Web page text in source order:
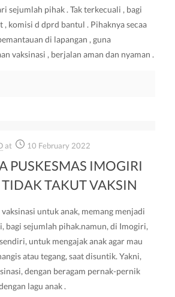
sejumlah pihak . Tak terkecuali , bagi
, komisi d dprd bantul . Pihaknya secaa
di lapangan , guna
vaksinasi , berjalan aman dan nyaman .
at 10 February 2022
PUSKESMAS IMOGIRI
TAKUT VAKSIN
untuk anak, memang menjadi
bagi sejumlah pihak.namun, di Imogiri,
untuk mengajak anak agar mau
atau tegang, saat disuntik. Yakni,
dengan beragam pernak-pernik
lagu anak .